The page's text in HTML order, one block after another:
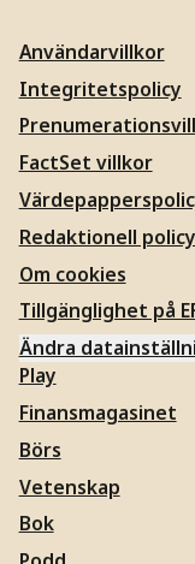
Användarvillkor
Integritetspolicy
FactSet villkor
Redaktionell policy
Om cookies
Tillgänglighet på
Ändra
Play
Finansmagasinet
Börs
Vetenskap
Bok